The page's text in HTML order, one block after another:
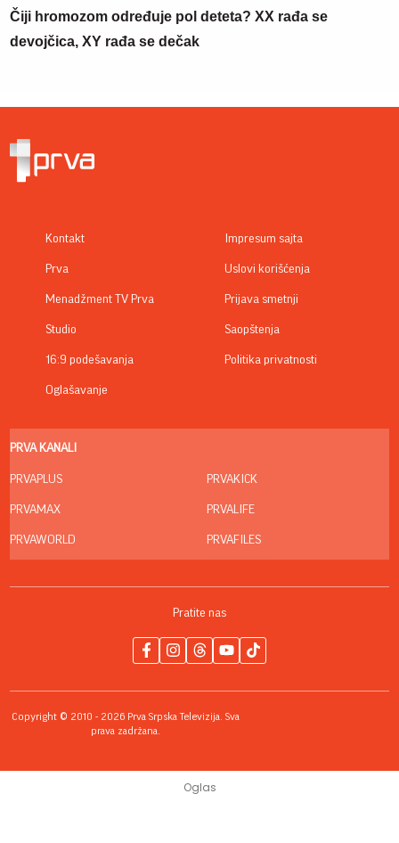
Čiji hromozom određuje pol deteta? XX rađa se
devojčica, XY rađa se dečak
Kontakt
Prva
Menadžment TV Prva
Studio
16:9 podešavanja
Oglašavanje
Impresum sajta
Uslovi korišćenja
Prijava smetnji
Saopštenja
Politika privatnosti
PRVA KANALI
PRVAPLUS
PRVAMAX
PRVAWORLD
PRVAKICK
PRVALIFE
PRVAFILES
Pratite nas
Copyright © 2010 - 2026 Prva Srpska Televizija. Sva
prava zadržana.